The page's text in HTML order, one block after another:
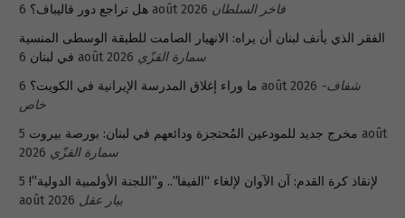
هل تراجع دور قاليباف؟ 6 août 2026 فاخر السلطان
الفقر الذي يأنف لبنان أن يراه: الانهيار الصامت للطبقة الوسطى المنسية
في لبنان 6 août 2026 سمارة القزّي
ما وراء إغلاق المدرسة الإيرانية في الكويت؟ 6 août 2026 شفاف-
خاص
مخرج جديد للمودعين المُحتجزة ودائعهم في لبنان: بورصة بيروت 5 août
2026 سمارة القزّي
لإنقاذ كرة القدم: آن الآوان لإلغاء “الفيفا”.. و”اللجنة الأولمبية الدولية”! 5
août 2026 بيار عقل